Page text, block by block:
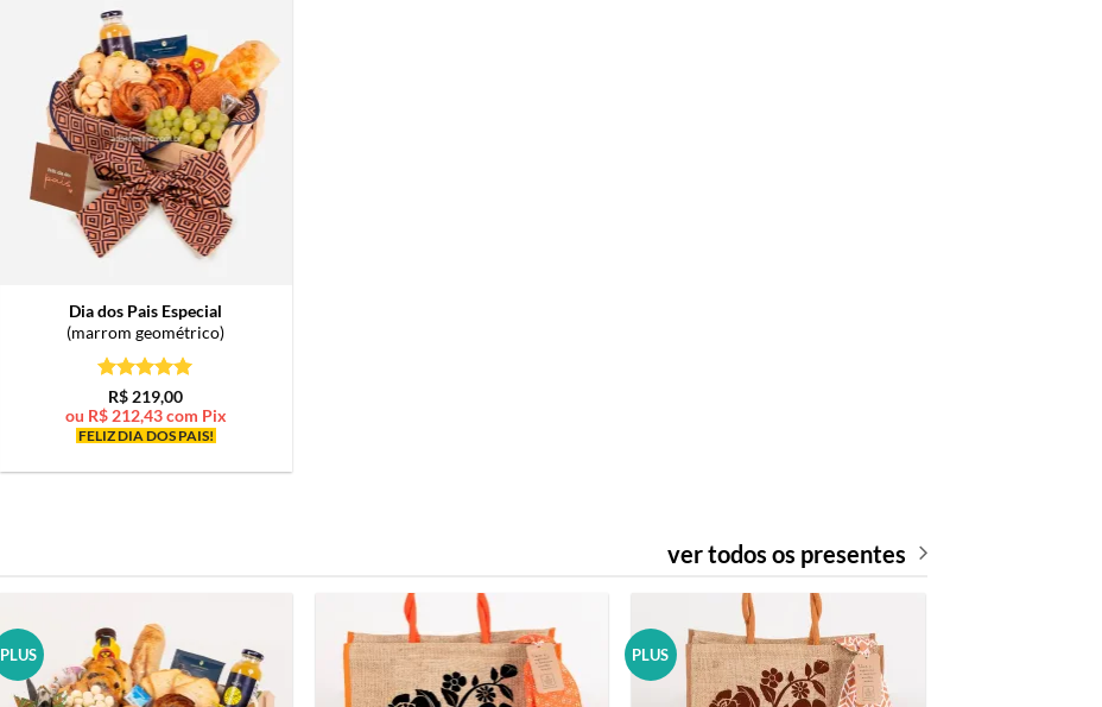
Dia dos Pais Especial
(marrom geométrico)
Avaliação5
de 5
R$ 219,00
ou R$212,43com Pix
FELIZ DIA DOS PAIS!
ver todos os presentes
PLUS PLUS